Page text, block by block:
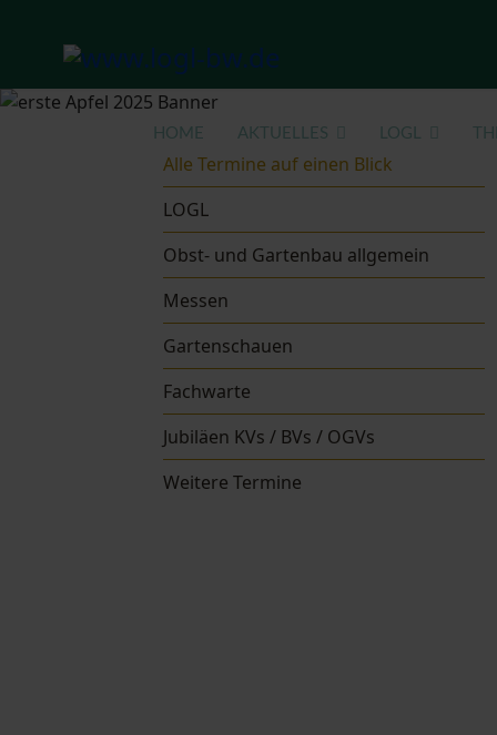
HOME AKTUELLES LOGL
Alle Termine auf einen Blick
LOGL
Obst- und Gartenbau allgemein
Messen
Gartenschauen
Fachwarte
Jubiläen KVs / BVs / OGVs
Weitere Termine